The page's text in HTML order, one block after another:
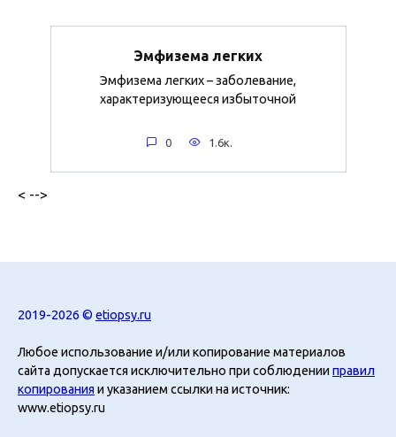
Эмфизема легких
Эмфизема легких – заболевание,
характеризующееся избыточной
0 1.6к.
< -->
2019-2026 © etiopsy.ru
Любое использование и/или копирование материалов
сайта допускается исключительно при соблюденииправил
копирования и указанием ссылки на источник:
www.etiopsy.ru